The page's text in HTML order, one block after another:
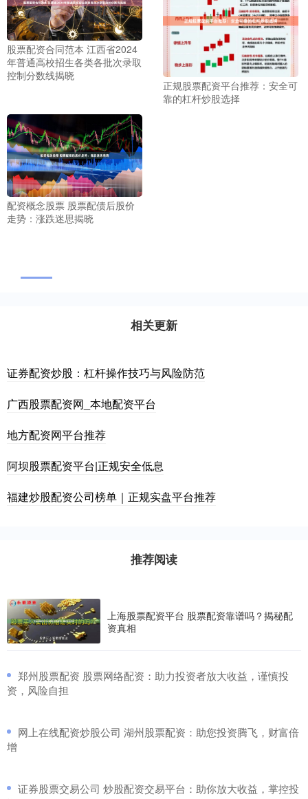
股票配资合同范本 江西省2024
年普通高校招生各类各批次录取
控制分数线揭晓
正规股票配资平台推荐：安全可
靠的杠杆炒股选择
配资概念股票 股票配债后股价
走势：涨跌迷思揭晓
相关更新
证券配资炒股：杠杆操作技巧与风险防范
广西股票配资网_本地配资平台
地方配资网平台推荐
阿坝股票配资平台|正规安全低息
福建炒股配资公司榜单｜正规实盘平台推荐
推荐阅读
上海股票配资平台 股票配资靠谱吗？揭秘配
资真相
​郑州股票配资 股票网络配资：助力投资者放大收益，谨慎投
资，风险自担
​网上在线配资炒股公司 湖州股票配资：助您投资腾飞，财富倍
增
​证券股票交易公司 炒股配资交易平台：助你放大收益，掌控投